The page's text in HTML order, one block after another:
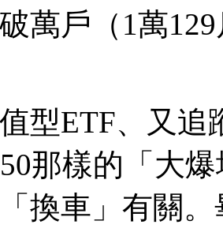
萬戶（1萬
型ETF、又追
那樣的「大
換車」有關